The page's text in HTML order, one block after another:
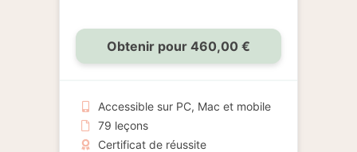
Obtenir pour 460,00 €
Accessible sur PC, Mac et mobile
79 leçons
Certificat de réussite